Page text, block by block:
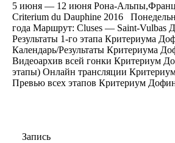
5 июня — 12 июня Рона-
Criterium du Dauphine 2016
года Маршрут: Cluses — Saint-Vulbas
Результаты 1-го этапа Критериума
Календарь/Результаты Критериума
Видеоархив всей гонки Критериум
этапы) Онлайн трансляции
Превью всех этапов Критериум
Запись